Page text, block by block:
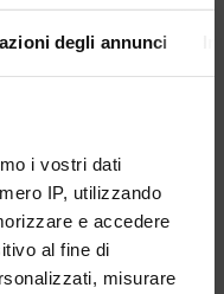
degli annunci
i vostri dati
IP, utilizzando
e accedere
al fine di
misurare